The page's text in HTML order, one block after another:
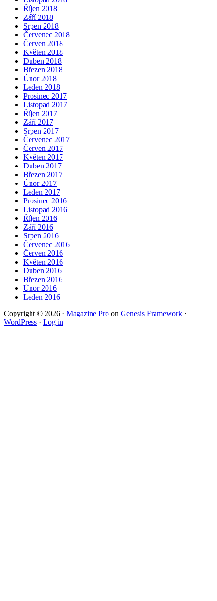
Říjen 2018
Září 2018
Srpen 2018
Červenec 2018
Červen 2018
Květen 2018
Duben 2018
Březen 2018
Únor 2018
Leden 2018
Prosinec 2017
Listopad 2017
Říjen 2017
Září 2017
Srpen 2017
Červenec 2017
Červen 2017
Květen 2017
Duben 2017
Březen 2017
Únor 2017
Leden 2017
Prosinec 2016
Listopad 2016
Říjen 2016
Září 2016
Srpen 2016
Červenec 2016
Červen 2016
Květen 2016
Duben 2016
Březen 2016
Únor 2016
Leden 2016
Copyright © 2026 · Magazine Pro on Genesis Framework ·
WordPress · Log in